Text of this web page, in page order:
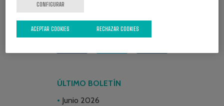
REDES SOCIALES
ÚLTIMO BOLETÍN
Junio 2026
CONFIGURAR
RECHAZAR COOKIES
ACEPTAR COOKIES